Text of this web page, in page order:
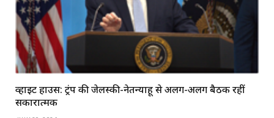
व्हाइट हाउस: ट्रंप की जेलेंस्की-नेतन्याहू से अलग-अलग बैठकें रहीं
सकारात्मक